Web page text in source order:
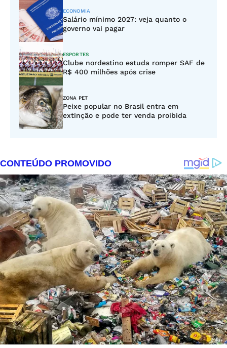
ECONOMIA
Salário mínimo 2027: veja quanto o
governo vai pagar
ESPORTES
Clube nordestino estuda romper SAF de
R$ 400 milhões após crise
ZONA PET
Peixe popular no Brasil entra em
extinção e pode ter venda proibida